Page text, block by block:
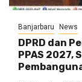
Banjarbaru News
DPRD dan
PPAS 2027,